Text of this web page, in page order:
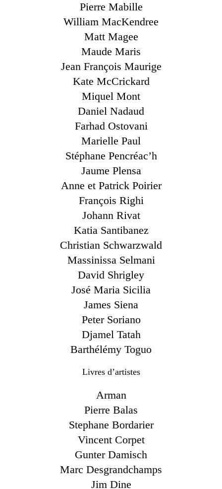
Pierre Mabille
William MacKendree
Matt Magee
Maude Maris
Jean François Maurige
Kate McCrickard
Miquel Mont
Daniel Nadaud
Farhad Ostovani
Marielle Paul
Stéphane Pencréac’h
Jaume Plensa
Anne et Patrick Poirier
François Righi
Johann Rivat
Katia Santibanez
Christian Schwarzwald
Massinissa Selmani
David Shrigley
José Maria Sicilia
James Siena
Peter Soriano
Djamel Tatah
Barthélémy Toguo
Livres d’artistes
Arman
Pierre Balas
Stephane Bordarier
Vincent Corpet
Gunter Damisch
Marc Desgrandchamps
Jim Dine